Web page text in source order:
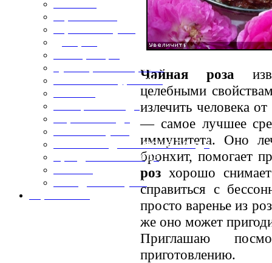
Кулинарные хитрости
Маленьким гурманам
Постные и диетические блюда
Праздничные блюда
Холодные закуски
Чайная роза
целебными
излечить человека
— самое лучшее
иммунитета. Оно
бронхит, помогает
роз хорошо
справиться с
просто варенье из
же оно может
Приглашаю
приготовлению.